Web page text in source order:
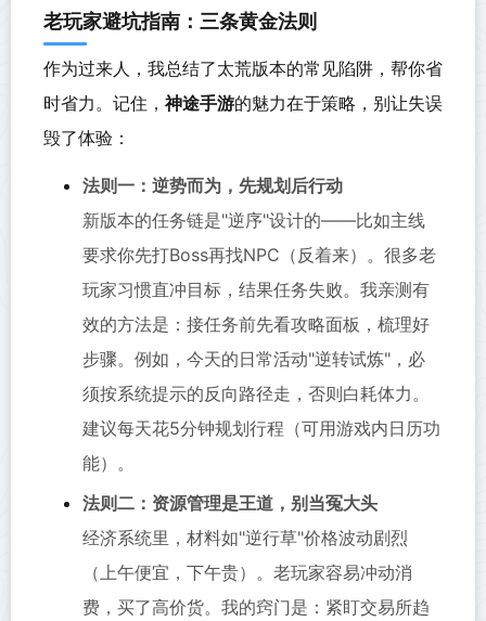
老玩家避坑指南：三条黄金法则
作为过来人，我总结了太荒版本的常见陷阱，帮你省
时省力。记住， 神途手游的魅力在于策略，别让失误
毁了体验：
法则一：逆势而为，先规划后行动
新版本的任务链是"逆序"设计的——比如主线
要求你先打Boss再找NPC（反着来）。很多老
玩家习惯直冲目标，结果任务失败。我亲测有
效的方法是：接任务前先看攻略面板，梳理好
步骤。例如，今天的日常活动"逆转试炼"，必
须按系统提示的反向路径走，否则白耗体力。
建议每天花5分钟规划行程（可用游戏内日历功
能）。
法则二：资源管理是王道，别当冤大头
经济系统里，材料如"逆行草"价格波动剧烈
（上午便宜，下午贵）。老玩家容易冲动消
费，买了高价货。我的窍门是：紧盯交易所趋